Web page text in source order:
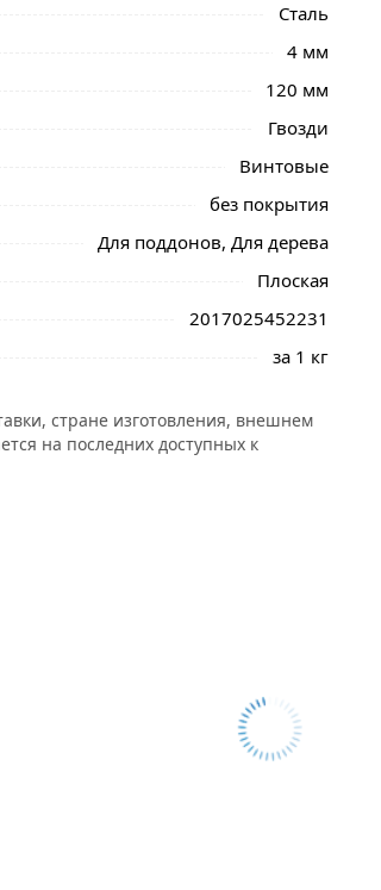
входит по прямой. Соответственно его
покрытие, поэтому при
Сталь
4 мм
120 мм
Гвозди
Винтовые
без покрытия
Для поддонов, Для дерева
Плоская
2017025452231
за 1 кг
стране изготовления, внешнем
на последних доступных к